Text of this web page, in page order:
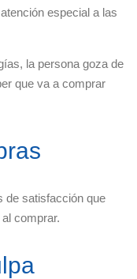
especial a las
la persona goza de
que va a comprar
de satisfacción que
comprar.